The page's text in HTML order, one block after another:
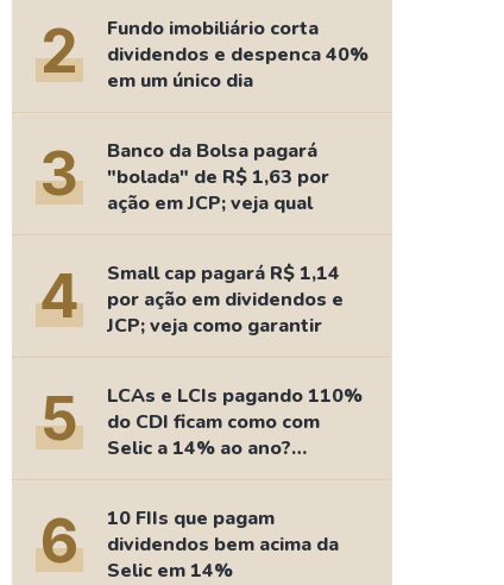
Agenda de Dividendos
Radar do Dividendo Inteligente
As Ações Mais Buscadas
Guia do Iniciante
2
Fundo imobiliário corta
dividendos e despenca 40%
em um único dia
3
Banco da Bolsa pagará
"bolada" de R$ 1,63 por
ação em JCP; veja qual
4
Small cap pagará R$ 1,14
por ação em dividendos e
JCP; veja como garantir
5
LCAs e LCIs pagando 110%
do CDI ficam como com
Selic a 14% ao ano?
Fizemos as contas
6
10 FIIs que pagam
dividendos bem acima da
Selic em 14%